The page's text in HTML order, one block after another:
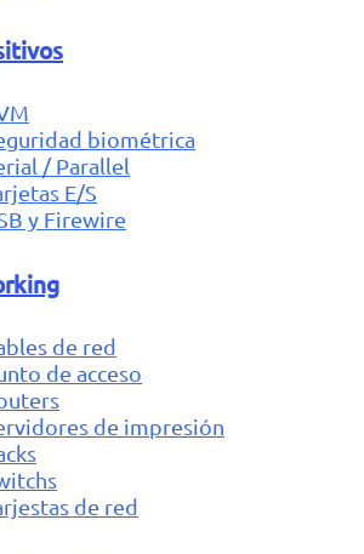
biométrica
/ Parallel
E/S
y Firewire
de red
de acceso
de impresión
de red